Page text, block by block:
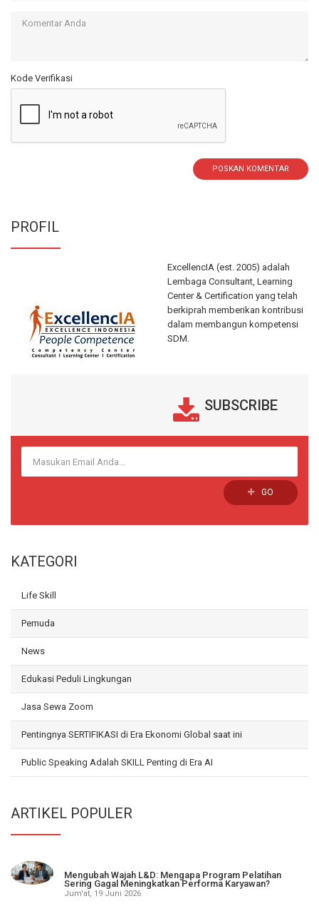
Kode Verifikasi
POSKAN KOMENTAR
PROFIL
ExcellencIA (est. 2005) adalah
Lembaga Consultant, Learning
Center & Certification yang telah
berkiprah memberikan kontribusi
dalam membangun kompetensi
SDM.
SUBSCRIBE
GO
KATEGORI
Life Skill
Pemuda
News
Edukasi Peduli Lingkungan
Jasa Sewa Zoom
Pentingnya SERTIFIKASI di Era Ekonomi Global saat ini
Public Speaking Adalah SKILL Penting di Era AI
ARTIKEL POPULER
Mengubah Wajah L&D: Mengapa Program Pelatihan
Sering Gagal Meningkatkan Performa Karyawan?
Jum'at, 19 Juni 2026